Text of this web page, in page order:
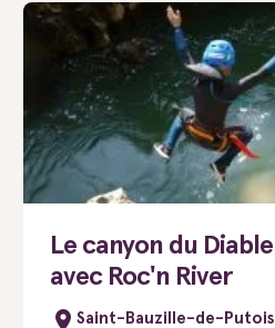
Le canyon du Diable
avec Roc'n River
Saint-Bauzille-de-Putois